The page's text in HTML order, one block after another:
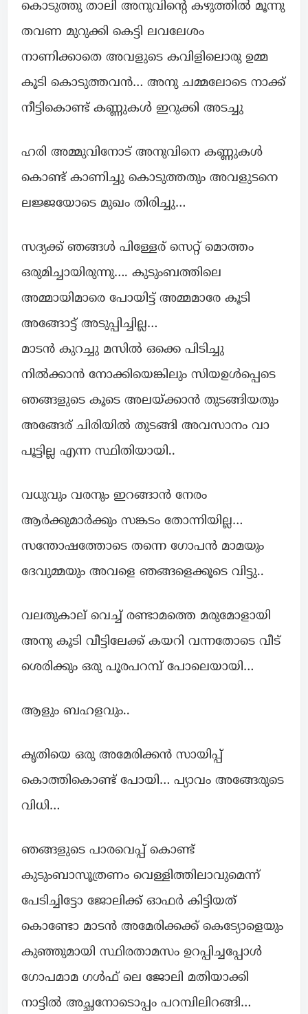
കൊടുത്തു താലി അനുവിന്റെ കഴുത്തിൽ മൂന്നു
തവണ മുറുക്കി കെട്ടി ലവലേശം
നാണിക്കാതെ അവളുടെ കവിളിലൊരു ഉമ്മ
കൂടി കൊടുത്തവൻ… അനു ചമ്മലോടെ നാക്ക്
നീട്ടികൊണ്ട് കണ്ണുകൾ ഇറുക്കി അടച്ചു
ഹരി അമ്മുവിനോട് അനുവിനെ കണ്ണുകൾ
കൊണ്ട് കാണിച്ചു കൊടുത്തതും അവളുടനെ
ലജ്ജയോടെ മുഖം തിരിച്ചു…
സദ്യക്ക് ഞങ്ങൾ പിള്ളേര് സെറ്റ് മൊത്തം
ഒരുമിച്ചായിരുന്നു…. കുടുംബത്തിലെ
അമ്മായിമാരെ പോയിട്ട് അമ്മമാരേ കൂടി
അങ്ങോട്ട്‌ അടുപ്പിച്ചില്ല…
മാടൻ കുറച്ചു മസിൽ ഒക്കെ പിടിച്ചു
നിൽക്കാൻ നോക്കിയെങ്കിലും സിയഉൾപ്പെടെ
ഞങ്ങളുടെ കൂടെ അലയ്ക്കാൻ തുടങ്ങിയതും
അങ്ങേര് ചിരിയിൽ തുടങ്ങി അവസാനം വാ
പൂട്ടില്ല എന്ന സ്ഥിതിയായി..
വധുവും വരനും ഇറങ്ങാൻ നേരം
ആർക്കുമാർക്കും സങ്കടം തോന്നിയില്ല…
സന്തോഷത്തോടെ തന്നെ ഗോപൻ മാമയും
ദേവുമ്മയും അവളെ ഞങ്ങളെക്കൂടെ വിട്ടു..
വലതുകാല് വെച്ച് രണ്ടാമത്തെ മരുമോളായി
അനു കൂടി വീട്ടിലേക്ക് കയറി വന്നതോടെ വീട്‌
ശെരിക്കും ഒരു പൂരപറമ്പ് പോലെയായി…
ആളും ബഹളവും..
കൃതിയെ ഒരു അമേരിക്കൻ സായിപ്പ്
കൊത്തികൊണ്ട് പോയി… പ്യാവം അങ്ങേരുടെ
വിധി…
ഞങ്ങളുടെ പാരവെപ്പ് കൊണ്ട്
കുടുംബാസൂത്രണം വെള്ളിത്തിലാവുമെന്ന്
പേടിച്ചിട്ടോ ജോലിക്ക് ഓഫർ കിട്ടിയത്
കൊണ്ടോ മാടൻ അമേരിക്കക്ക് കെട്യോളെയും
കുഞ്ഞുമായി സ്ഥിരതാമസം ഉറപ്പിച്ചപ്പോൾ
ഗോപമാമ ഗൾഫ് ലെ ജോലി മതിയാക്കി
നാട്ടിൽ അച്ഛനോടൊപ്പം പറമ്പിലിറങ്ങി…